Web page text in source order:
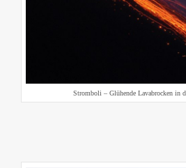
Stromboli – Glühende Lavabrocken in